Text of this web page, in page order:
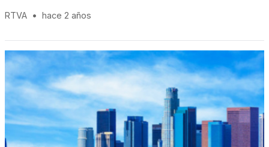
RTVA • hace 2 años